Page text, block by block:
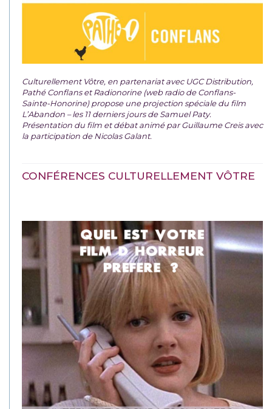
Culturellement Vôtre, en partenariat avec UGC Distribution,
Pathé Conflans et Radionorine (web radio de Conflans-
Sainte-Honorine) propose une projection spéciale du film
L’Abandon – les 11 derniers jours de Samuel Paty.
Présentation du film et débat animé par Guillaume Creis avec
la participation de Nicolas Galant.
CONFÉRENCES CULTURELLEMENT VÔTRE